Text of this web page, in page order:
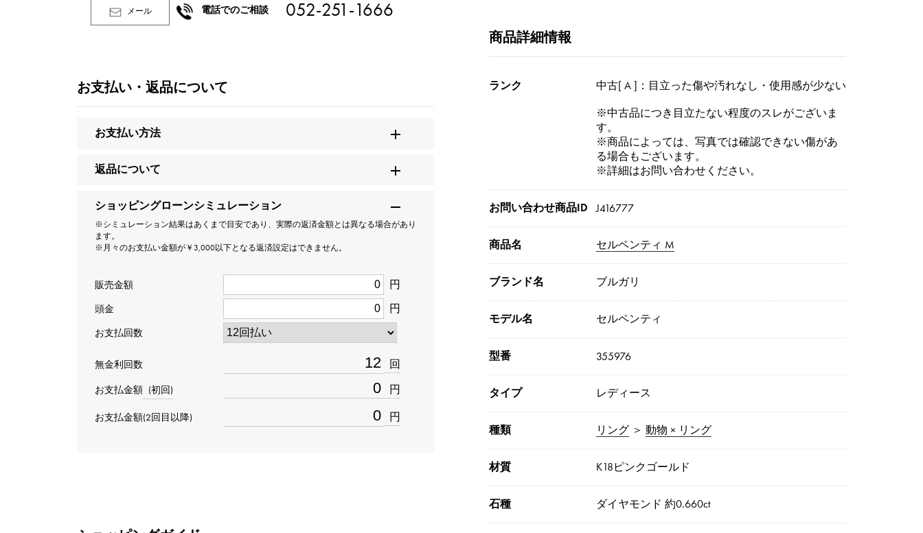
メール 電話でのご相談 052-251-1666
お支払い・返品について
お支払い方法
返品について
ショッピングローンシミュレーション
※シミュレーション結果はあくまで目安であり、実際の返済金額とは異なる場合があり
ます。
※月々のお支払い金額が￥3,000以下となる返済設定はできません。
販売金額 円
頭金 円
お支払回数
無金利回数 回
お支払金額 (初回) 円
お支払金額(2回目以降) 円
商品詳細情報
ランク 中古[ A ]：目立った傷や汚れなし・使用感が少ない
※中古品につき目立たない程度のスレがございま
す。
※商品によっては、写真では確認できない傷があ
る場合もございます。
※詳細はお問い合わせください。
お問い合わせ商品ID J416777
商品名 セルペンティ M
ブランド名 ブルガリ
モデル名 セルペンティ
型番 355976
タイプ レディース
種類 リング ＞ 動物 × リング
材質 K18ピンクゴールド
石種 ダイヤモンド 約0.660ct